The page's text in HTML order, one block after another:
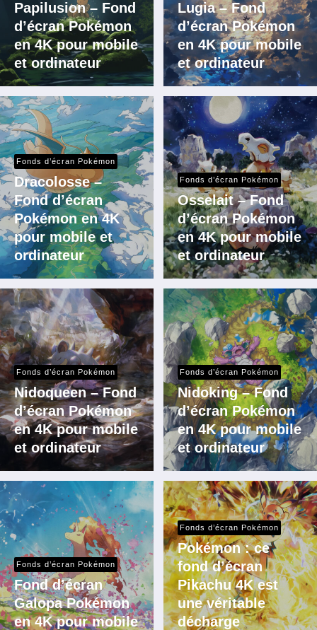
Papilusion – Fond
d’écran Pokémon
en 4K pour mobile
et ordinateur
Lugia – Fond
d’écran Pokémon
en 4K pour mobile
et ordinateur
Fonds d’écran Pokémon
Dracolosse –
Fond d’écran
Pokémon en 4K
pour mobile et
ordinateur
Fonds d’écran Pokémon
Osselait – Fond
d’écran Pokémon
en 4K pour mobile
et ordinateur
Fonds d’écran Pokémon
Nidoqueen – Fond
d’écran Pokémon
en 4K pour mobile
et ordinateur
Fonds d’écran Pokémon
Nidoking – Fond
d’écran Pokémon
en 4K pour mobile
et ordinateur
Fonds d’écran Pokémon
Fond d’écran
Galopa Pokémon
en 4K pour mobile
Fonds d’écran Pokémon
Pokémon : ce
fond d’écran
Pikachu 4K est
une véritable
décharge